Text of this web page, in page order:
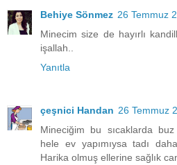
Behiye Sönmez 26 Temmuz
Minecim size de hayırlı
işallah..
Yanıtla
çeşnici Handan 26 Temmuz
Mineciğim bu sıcaklarda
hele ev yapımıysa tadı
Harika olmuş ellerine sağlık